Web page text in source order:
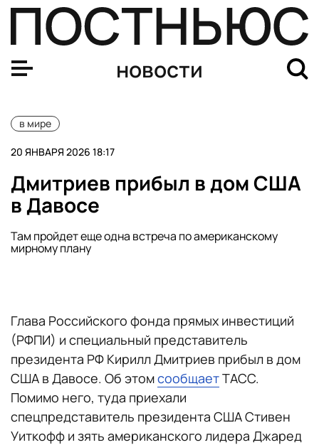
новости
в мире
20 ЯНВАРЯ 2026 18:17
Дмитриев прибыл в дом США
в Давосе
Там пройдет еще одна встреча по американскому
мирному плану
Глава Российского фонда прямых инвестиций
(РФПИ) и специальный представитель
президента РФ Кирилл Дмитриев прибыл в дом
США в Давосе. Об этомсообщаетТАСС.
Помимо него, туда приехали
спецпредставитель президента США Стивен
Уиткофф и зять американского лидера Джаред
Лукашенко назвал враньем слухи о взносе в $1 млрд